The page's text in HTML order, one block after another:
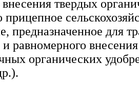
твердых
предназначенное для
равномерного
органических